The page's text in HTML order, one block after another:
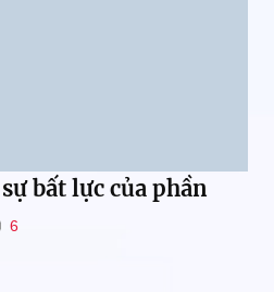
bất lực của phần
6